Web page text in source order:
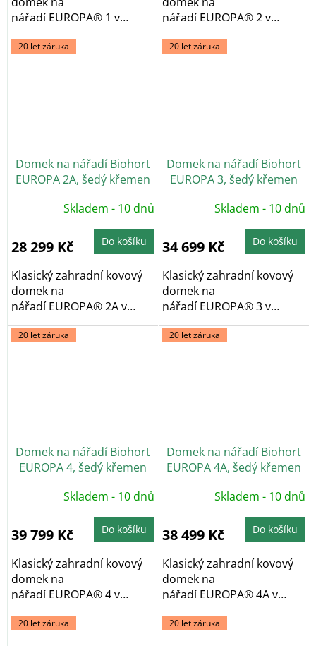
nářadí EUROPA® 1 v
prémiové kvalitě se
sedlovou...
nářadí EUROPA® 2 v
prémiové kvalitě se
sedlovou...
20 let záruka
Domek na nářadí Biohort
EUROPA 2A, šedý křemen
Skladem - 10 dnů
28 299 Kč Do košíku
Klasický zahradní kovový
domek na
nářadí EUROPA® 2A v
prémiové kvalitě se
sedlovou...
20 let záruka
Domek na nářadí Biohort
EUROPA 3, šedý křemen
Skladem - 10 dnů
34 699 Kč Do košíku
Klasický zahradní kovový
domek na
nářadí EUROPA® 3 v
prémiové kvalitě se
sedlovou...
20 let záruka
Domek na nářadí Biohort
EUROPA 4, šedý křemen
Skladem - 10 dnů
39 799 Kč Do košíku
Klasický zahradní kovový
domek na
nářadí EUROPA® 4 v
prémiové kvalitě se
sedlovou...
20 let záruka
Domek na nářadí Biohort
EUROPA 4A, šedý křemen
Skladem - 10 dnů
38 499 Kč Do košíku
Klasický zahradní kovový
domek na
nářadí EUROPA® 4A v
prémiové kvalitě se
sedlovou...
20 let záruka 20 let záruka